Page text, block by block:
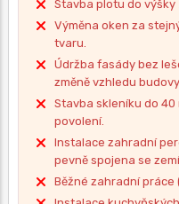
Stavba plotu do výšky
Výměna oken za
tvaru.
Údržba fasády bez
změně vzhledu budovy.
Stavba skleníku do
povolení.
Instalace zahradní
pevně spojena se
Běžné zahradní práce